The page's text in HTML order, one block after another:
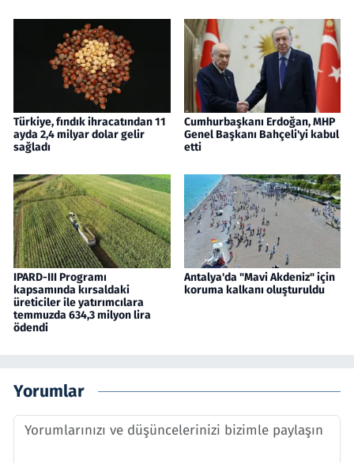
Türkiye, fındık ihracatından 11
ayda 2,4 milyar dolar gelir
sağladı
Cumhurbaşkanı Erdoğan, MHP
Genel Başkanı Bahçeli'yi kabul
etti
IPARD-III Programı
kapsamında kırsaldaki
üreticiler ile yatırımcılara
temmuzda 634,3 milyon lira
ödendi
Antalya'da "Mavi Akdeniz" için
koruma kalkanı oluşturuldu
Yorumlar